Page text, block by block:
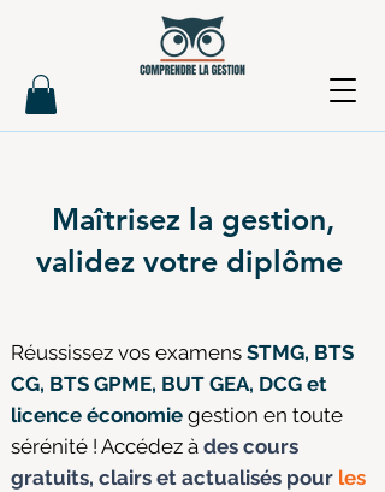
Maîtrisez la gestion,
validez votre diplôme
Réussissez vos examens STMG, BTS
CG, BTS GPME, BUT GEA, DCG et
licence économie gestion en toute
sérénité ! Accédez à des cours
gratuits, clairs et actualisés pour les